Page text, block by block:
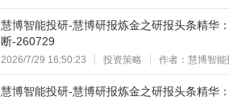
慧博智能投研-慧博研报炼金之研报头条精华
断-260729
2026/7/29 16:50:23 投资策略 作者：慧博智能
慧博智能投研-慧博研报炼金之研报头条精华